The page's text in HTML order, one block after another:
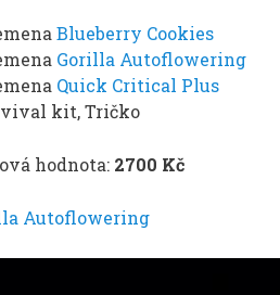
Blueberry Cookies
Gorilla Autoflowering
Quick Critical Plus
kit, Tričko
hodnota: 2700 Kč
Autoflowering